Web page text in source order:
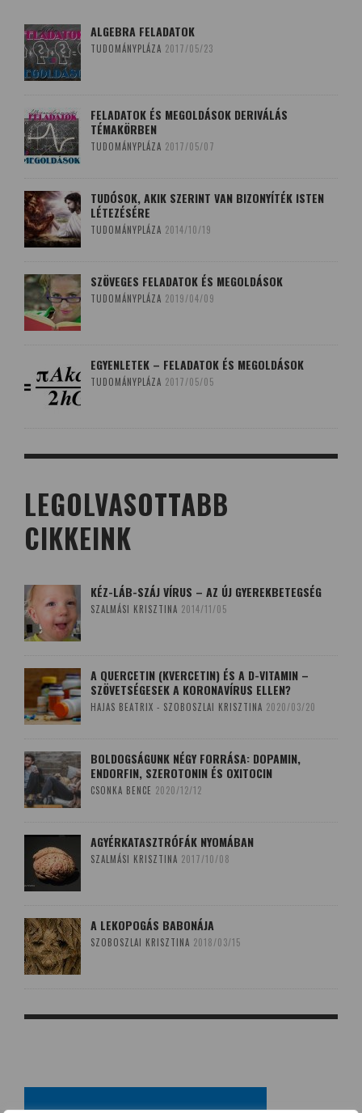
ALGEBRA FELADATOK
TUDOMÁNYPLÁZA 2017/05/23
FELADATOK ÉS MEGOLDÁSOK DERIVÁLÁS
TÉMAKÖRBEN
TUDOMÁNYPLÁZA 2017/05/07
TUDÓSOK, AKIK SZERINT VAN BIZONYÍTÉK ISTEN
LÉTEZÉSÉRE
TUDOMÁNYPLÁZA 2014/10/19
SZÖVEGES FELADATOK ÉS MEGOLDÁSOK
TUDOMÁNYPLÁZA 2019/04/09
EGYENLETEK – FELADATOK ÉS MEGOLDÁSOK
TUDOMÁNYPLÁZA 2017/05/05
LEGOLVASOTTABB
CIKKEINK
KÉZ-LÁB-SZÁJ VÍRUS – AZ ÚJ GYEREKBETEGSÉG
SZALMÁSI KRISZTINA 2014/11/05
A QUERCETIN (KVERCETIN) ÉS A D-VITAMIN –
SZÖVETSÉGESEK A KORONAVÍRUS ELLEN?
HAJAS BEATRIX - SZOBOSZLAI KRISZTINA 2020/03/20
BOLDOGSÁGUNK NÉGY FORRÁSA: DOPAMIN,
ENDORFIN, SZEROTONIN ÉS OXITOCIN
CSONKA BENCE 2020/12/12
AGYÉRKATASZTRÓFÁK NYOMÁBAN
SZALMÁSI KRISZTINA 2017/10/08
A LEKOPOGÁS BABONÁJA
SZOBOSZLAI KRISZTINA 2018/03/15